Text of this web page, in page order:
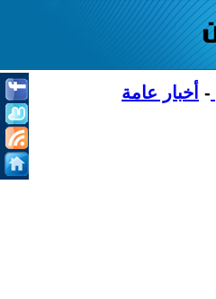
- أخبار عامة